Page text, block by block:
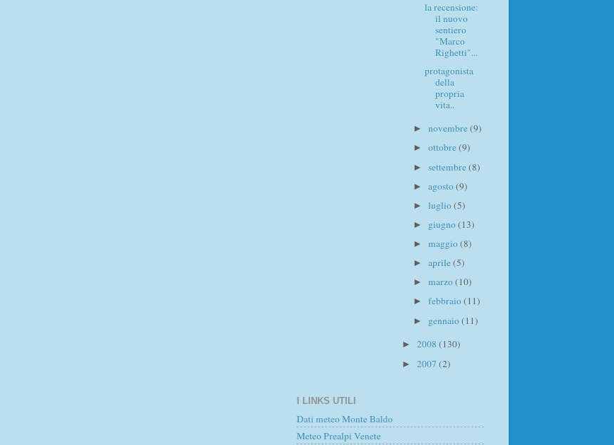
la recensione:
il nuovo
sentiero
"Marco
Righetti"...
protagonista
della
propria
vita..
► novembre(9)
► ottobre(9)
► settembre(8)
► agosto(9)
► luglio(5)
► giugno(13)
► maggio(8)
► aprile(5)
► marzo(10)
► febbraio(11)
► gennaio(11)
► 2008 (130)
► 2007 (2)
I LINKS UTILI
Dati meteo Monte Baldo
Meteo Prealpi Venete